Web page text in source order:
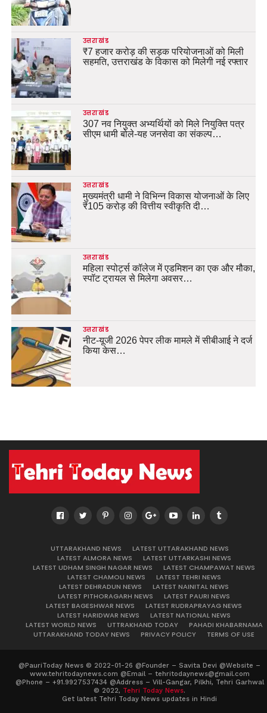
उत्तराखंड
₹7 हजार करोड़ की सड़क परियोजनाओं को मिली
सहमति, उत्तराखंड के विकास को मिलेगी नई रफ्तार
उत्तराखंड
307 नव नियुक्त अभ्यर्थियों को मिले नियुक्ति पत्र
सीएम धामी बोले-यह जनसेवा का संकल्प…
उत्तराखंड
मुख्यमंत्री धामी ने विभिन्न विकास योजनाओं के लिए
₹105 करोड़ की वित्तीय स्वीकृति दी…
उत्तराखंड
महिला स्पोर्ट्स कॉलेज में एडमिशन का एक और मौका,
स्पॉट ट्रायल से मिलेगा अवसर…
उत्तराखंड
नीट-यूजी 2026 पेपर लीक मामले में सीबीआई ने दर्ज
किया केस…
UTTARAKHAND NEWS
LATEST UTTARAKHAND NEWS
LATEST ALMORA NEWS
LATEST UTTARKASHI NEWS
LATEST UDHAM SINGH NAGAR NEWS
LATEST CHAMPAWAT NEWS
LATEST CHAMOLI NEWS
LATEST TEHRI NEWS
LATEST DEHRADUN NEWS
LATEST NAINITAL NEWS
LATEST PITHORAGARH NEWS
LATEST PAURI NEWS
LATEST BAGESHWAR NEWS
LATEST RUDRAPRAYAG NEWS
LATEST HARIDWAR NEWS
LATEST NATIONAL NEWS
LATEST WORLD NEWS
UTTRAKHAND TODAY
PAHADI KHABARNAMA
UTTARAKHAND TODAY NEWS
PRIVACY POLICY TERMS OF USE
@PauriToday News © 2022-01-26 @Founder – Savita Devi @Website –
www.tehritodaynews.com @Email – tehritodaynews@gmail.com
@Phone – +91.9927537434 @Address – Vill-Gangar, Pilkhi, Tehri Garhwal
© 2022, Tehri Today News.
Get latest Tehri Today News updates in Hindi